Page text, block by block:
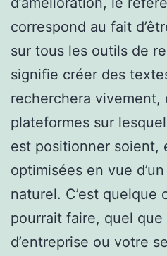
correspond au fait
sur tous les outils de
signifie créer des
recherchera vivement,
plateformes sur
est positionner soient,
optimisées en vue
naturel. C’est quelque
pourrait faire, quel
d’entreprise ou votre